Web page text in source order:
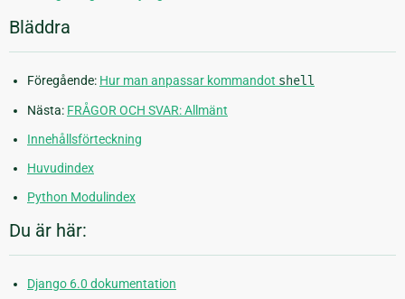
Bläddra
Föregående: Hur man anpassar kommandot shell
Nästa: FRÅGOR OCH SVAR: Allmänt
Innehållsförteckning
Huvudindex
Python Modulindex
Du är här:
Django 6.0 dokumentation